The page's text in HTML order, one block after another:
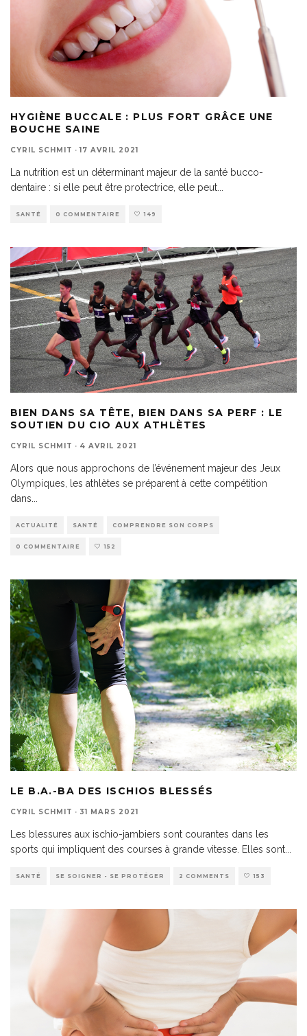
HYGIÈNE BUCCALE : PLUS FORT GRÂCE UNE
BOUCHE SAINE
CYRIL SCHMIT · 17 AVRIL 2021
La nutrition est un déterminant majeur de la santé bucco-
dentaire : si elle peut être protectrice, elle peut...
SANTÉ 0 COMMENTAIRE 149
BIEN DANS SA TÊTE, BIEN DANS SA PERF : LE
SOUTIEN DU CIO AUX ATHLÈTES
CYRIL SCHMIT · 4 AVRIL 2021
Alors que nous approchons de l’événement majeur des Jeux
Olympiques, les athlètes se préparent à cette compétition
dans...
ACTUALITÉ SANTÉ COMPRENDRE SON CORPS
0 COMMENTAIRE 152
LE B.A.-BA DES ISCHIOS BLESSÉS
CYRIL SCHMIT · 31 MARS 2021
Les blessures aux ischio-jambiers sont courantes dans les
sports qui impliquent des courses à grande vitesse. Elles sont
SANTÉ SE SOIGNER - SE PROTÉGER 2 COMMENTS 153